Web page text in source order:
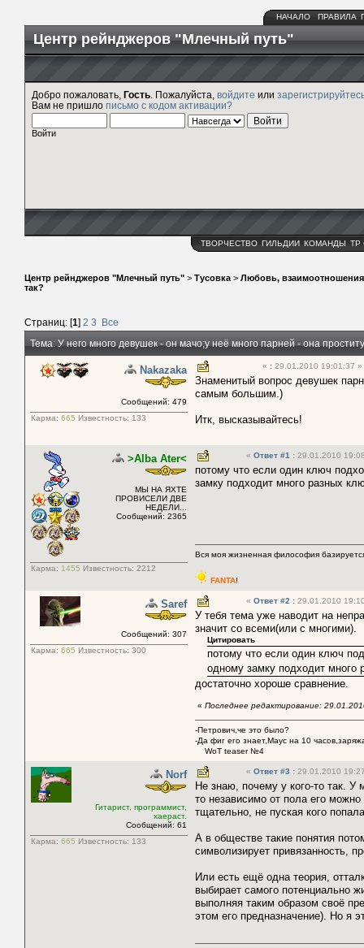
НАЧАЛО ПРАВИЛА
Центр рейнджеров "Млечный путь"
Добро пожаловать, Гость . Пожалуйста, войдите или
Вам не пришло письмо с кодом активации?
Войти
ТВОРЧЕСТВО ГИЛЬДИИ КОМАНДЫ ТР
Центр рейнджеров "Млечный путь" > Тусовка > Любовь,
так?
Страниц: [1] 2 3
Все
Тема: У него много девушек - он мачо;у неё много парней - она
Nakazaka
Сообщений: 479
Карма: 665 Известность: 133
« : 29.01.2010 19:01:37 »
Знаменитый вопрос девушек
самым большим.)
Итк, высказывайтесь!
>Alba Ater<
МЫ НА ЯХТЕ
ПРОВИСЕЛИ ДВЕ
НЕДЕЛИ...
Сообщений: 2365
Карма: 1455 Известность: 2212
« Ответ #1 : 29.01.2010
потому что если один ключ
замку подходит много разных
Вся моя жизненная философия
FANTA!
Saref
Сообщений: 307
Карма: 665 Известность: 300
« Ответ #2 : 29.01.2010
У тебя тема уже наводит на
значит со всеми(или с многими).
Цитировать
потому что если один ключ
одному замку подходит много
достаточно хороше сравнение.
« Последнее редактирование:
-Петрович,че это было?
-Да фиг его знает,Маус на 10
WoT teaser №4
Norf
Гитарист, программист,
хаераст.
Сообщений: 61
Карма: 665 Известность: 133
« Ответ #3 : 29.01.2010
Не знаю, почему у кого-то так.
то независимо от пола его
тщательно, не пуская кого
А в обществе такие понятия
символизирует привязанность,
Или есть ещё одна теория,
выбирает самого потенциально
выполняя таким образом своё
этом его предназначение). Но я